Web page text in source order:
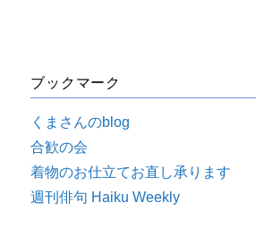
ブックマーク
くまさんのblog
合歓の会
着物のお仕立てお直し承ります
週刊俳句 Haiku Weekly